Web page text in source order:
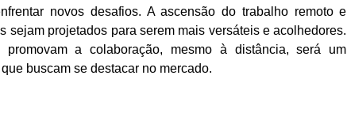
novos desafios. A ascensão do trabalho remoto e
sejam projetados para serem mais versáteis e acolhedores.
a colaboração, mesmo à distância, será um
buscam se destacar no mercado.